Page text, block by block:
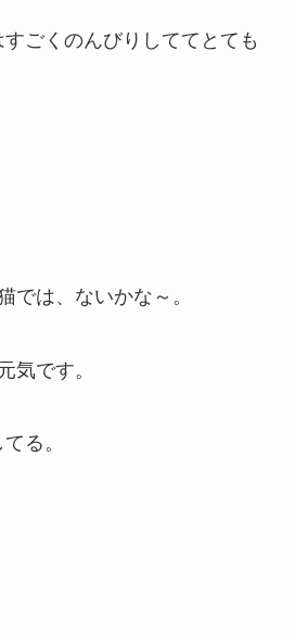
ごくのんびりしててとても
では、ないかな～。
気です。
る。